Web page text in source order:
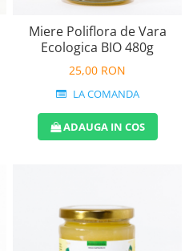
Miere Poliflora de Vara
Ecologica BIO 480g
25,00 RON
LA COMANDA
ADAUGA IN COS